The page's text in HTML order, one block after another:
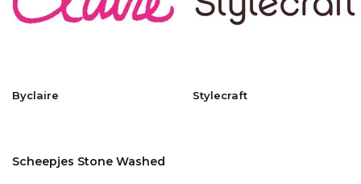
Byclaire Stylecraft
Scheepjes Stone Washed